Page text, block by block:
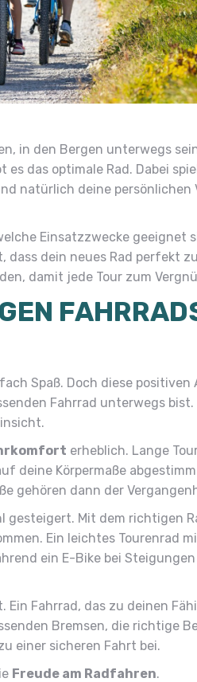
in den Bergen unterwegs
das optimale Rad. Dabei
natürlich deine persönlichen
Einsatzzwecke geeignet
dein neues Rad perfekt
damit jede Tour zum
Spaß. Doch diese positiven
Fahrrad unterwegs bist.
erheblich. Lange
deine Körpermaße
gehören dann der
gesteigert. Mit dem richtigen
Ein leichtes Tourenrad
ein E-Bike bei
Fahrrad, das zu deinen
Bremsen, die richtige
einer sicheren Fahrt bei.
Freude am Radfahren.